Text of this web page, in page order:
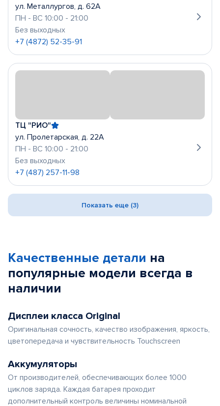
ул. Металлургов, д. 62А
ПН - ВС 10:00 - 21:00
Без выходных
+7 (4872) 52-35-91
ТЦ "РИО"
ул. Пролетарская, д. 22А
ПН - ВС 10:00 - 21:00
Без выходных
+7 (487) 257-11-98
Показать еще (3)
Качественные детали на
популярные модели всегда в
наличии
Дисплеи класса Original
Оригинальная сочность, качество изображения, яркость,
цветопередача и чувствительность Touchscreen
Аккумуляторы
От производителей, обеспечивающих более 1000
циклов заряда. Каждая батарея проходит
дополнительный контроль величины номинальной